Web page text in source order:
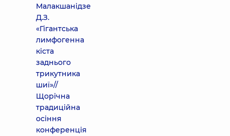
Малакшанідзе
Д.З.
«Гігантська
лимфогенна
кіста
заднього
трикутника
шиї»//
Щорічна
традиційна
осіння
конференція